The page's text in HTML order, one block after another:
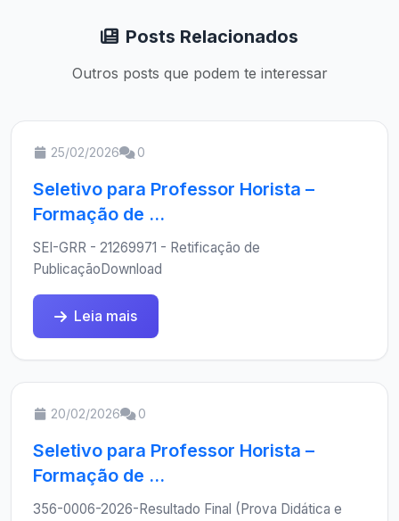
Posts Relacionados
Outros posts que podem te interessar
25/02/2026 0
Seletivo para Professor Horista –
Formação de ...
SEI-GRR - 21269971 - Retificação de
PublicaçãoDownload
Leia mais
20/02/2026 0
Seletivo para Professor Horista –
Formação de ...
356-0006-2026-Resultado Final (Prova Didática e